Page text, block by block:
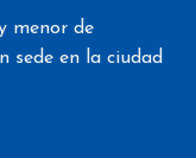
menor de
sede en la ciudad